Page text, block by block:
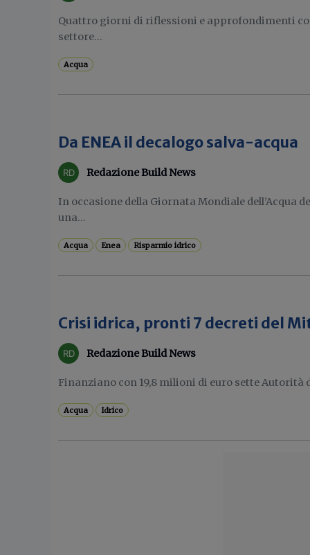
Quattro giorni di riflessioni e approfondimenti
settore...
Acqua
Da ENEA il decalogo salva-acqua
Redazione Build News
In occasione della Giornata Mondiale dell’Acqua
una...
Acqua Enea Risparmio idrico
Crisi idrica, pronti 7 decreti del
Redazione Build News
Finanziano con 19,8 milioni di euro sette Autorità
Acqua Idrico